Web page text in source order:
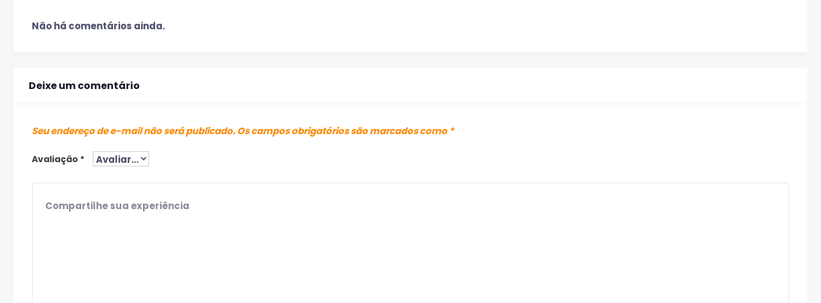
Não há comentários ainda.
Deixe um comentário
Seu endereço de e-mail não será publicado.Os campos obrigatórios são marcados como *
Avaliação *